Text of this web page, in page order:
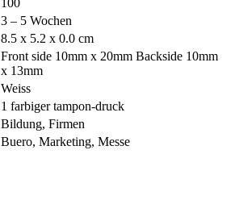
100
3 – 5 Wochen
8.5 x 5.2 x 0.0 cm
Front side 10mm x 20mm Backside 10mm
x 13mm
Weiss
1 farbiger tampon-druck
Bildung, Firmen
Buero, Marketing, Messe